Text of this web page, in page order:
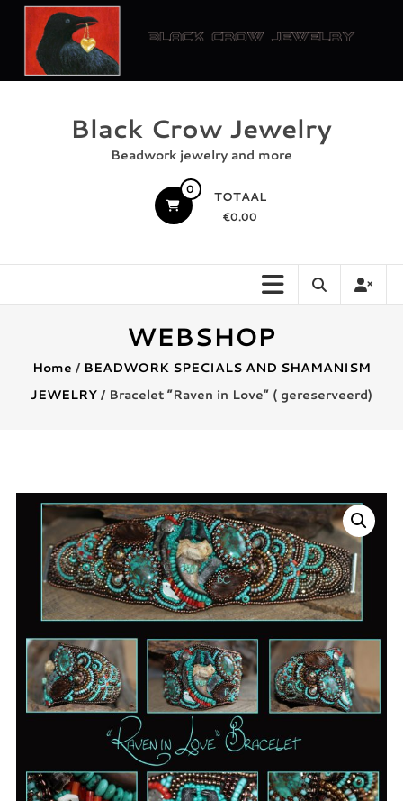
inhoud
Black Crow Jewelry
Beadwork jewelry and more
0 TOTAAL
€0.00
WEBSHOP
Home / BEADWORK SPECIALS AND SHAMANISM
JEWELRY/ Bracelet “Raven in Love” ( gereserveerd)